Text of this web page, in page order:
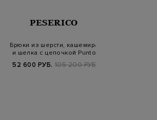
PESERICO
Брюки из шерсти, кашемира
и шелка с цепочкой Punto
52 600 РУБ. 105 200 РУБ.